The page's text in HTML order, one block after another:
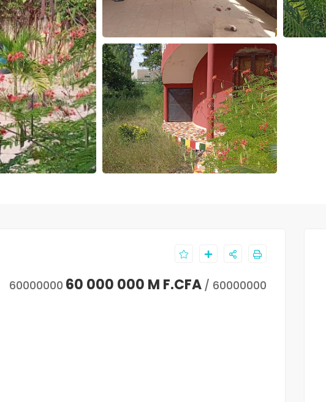
60000000 60 000 000 M F.CFA / 60000000